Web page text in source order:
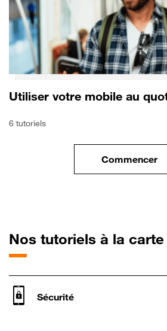
Utiliser votre mobile au
6 tutoriels
Commencer
le tuto
Nos tutoriels à la carte
Sécurité